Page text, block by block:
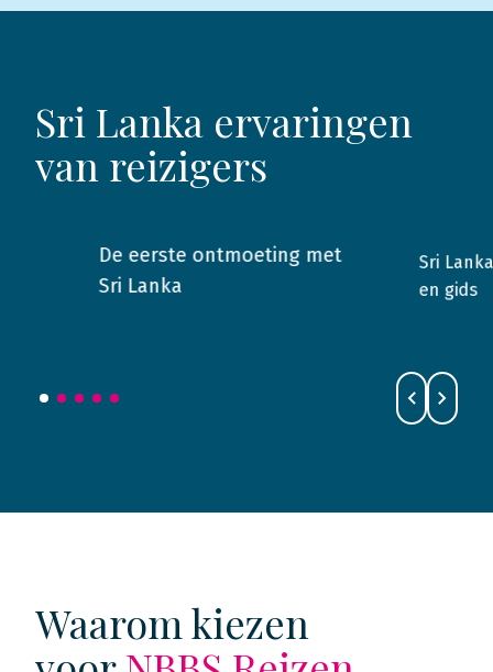
Sri Lanka ervaringen
van reizigers
2025 Sri Lanka
De eerste ontmoeting met
Sri Lanka
2019
Sri
en gids
Waarom kiezen